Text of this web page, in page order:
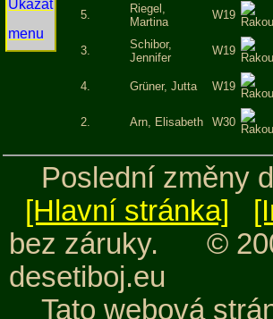
5.
Riegel,
Martina
W19
3.
Schibor,
Jennifer
W19
4. Grüner, Jutta W19
2. Arn, Elisabeth W30
Poslední změny
[Hlavní stránka]
bez záruky. ©
desetiboj.eu
Tato webová